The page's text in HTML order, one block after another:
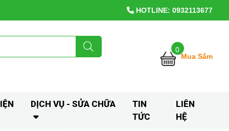
HOTLINE: 0932113677
0
Mua Sắm
DỊCH VỤ - SỬA CHỮA
TIN
TỨC
LIÊN
HỆ